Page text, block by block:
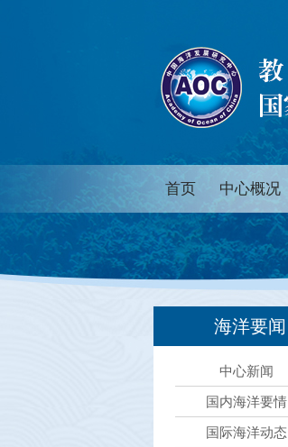
首页 中心概况
海洋要闻
中心新闻
国内海洋要情
国际海洋动态